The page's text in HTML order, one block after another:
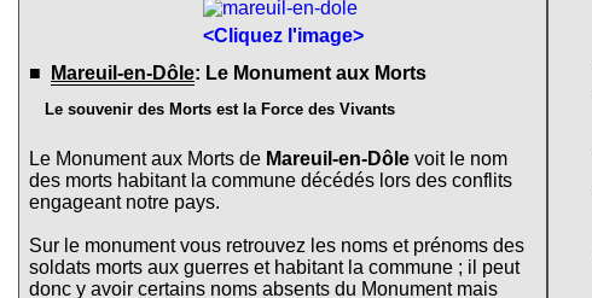
<Cliquez l'image>
■
Mareuil-en-Dôle: Le Monument aux Morts
Le souvenir des Morts est la Force des Vivants
Le Monument aux Morts de Mareuil-en-Dôle voit le nom
des morts habitant la commune décédés lors des conflits
engageant notre pays.
Sur le monument vous retrouvez les noms et prénoms des
soldats morts aux guerres et habitant la commune ; il peut
donc y avoir certains noms absents du Monument mais